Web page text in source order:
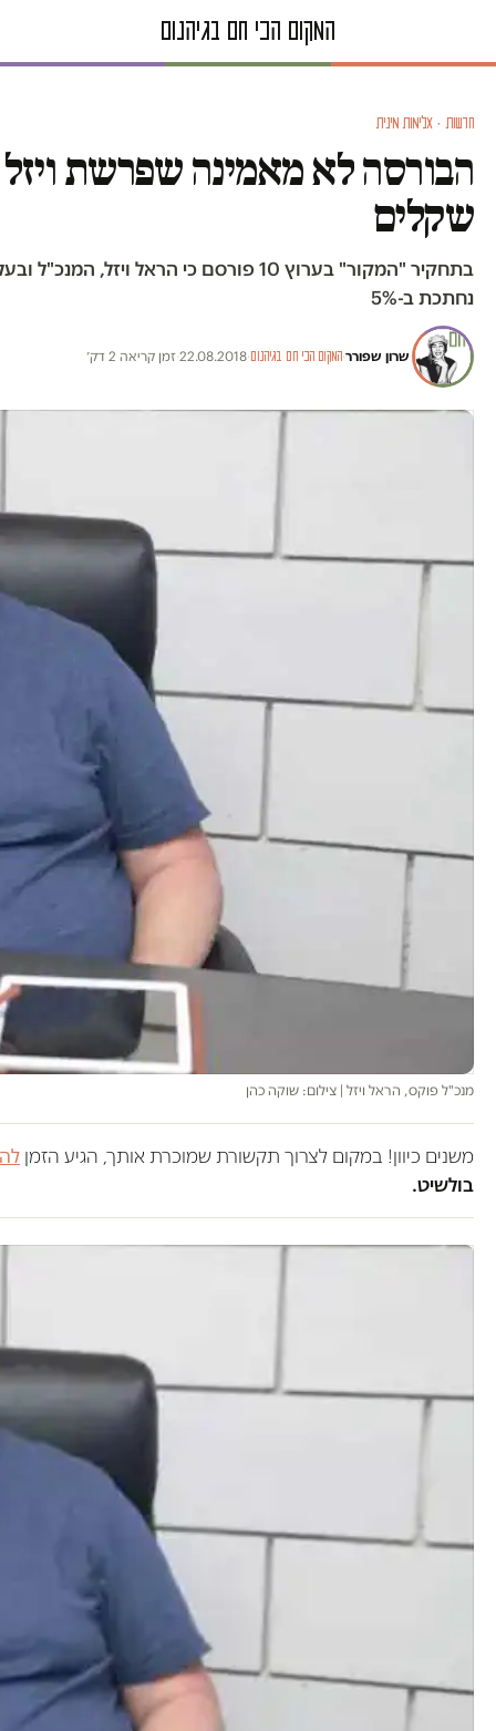
חדשות · אלימות מינית
שקלים
נחתכת ב-5%
שרון שפורר·המקום הכי חם בגיהנום·
22.08.2018
·זמן קריאה 2 דק׳
מנכ"ל פוקס, הראל ויזל | צילום: שוקה כהן
משנים כיוון! במקום לצרוך תקשורת שמוכרת אותך, הגיע הזמן
בולשיט.